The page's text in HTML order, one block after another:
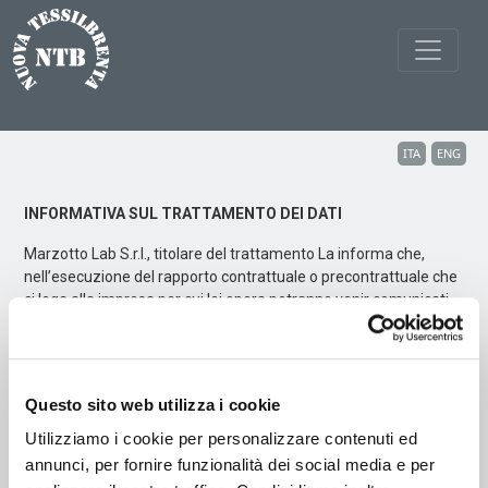
Questo sito web utilizza i cookie
Utilizziamo i cookie per personalizzare contenuti ed
annunci, per fornire funzionalità dei social media e per
ITA ENG
INFORMATIVA SUL TRATTAMENTO DEI DATI
Marzotto Lab S.r.l., titolare del trattamento La informa che,
nell’esecuzione del rapporto contrattuale o precontrattuale che
ci lega alla impresa per cui lei opera potranno venir comunicati
reciprocamente tra le due imprese, o comunque messi a
disposizione dei rispettivi referenti, i Suoi dati personali e di
degli incarichi a Lei conferiti, per la gestione ed esecuzione dei
rapporti precontrattuali o contrattuali in questione. Pertanto, la
nostra azienda tratterà tali dati personali nei limiti in cui siano
strettamente necessari per la esecuzione di tutti gli aspetti del